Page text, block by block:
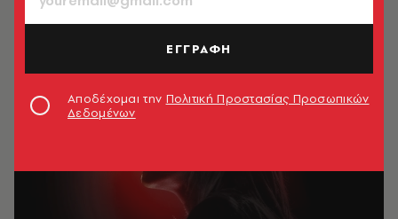
ΕΓΓΡΑΦΗ
Αποδέχομαι την Πολιτική Προστασίας Προσωπικών
Δεδομένων